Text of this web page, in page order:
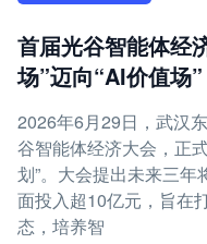
首届光谷智能体经
场”迈向“AI价值场”
2026年6月29日，武汉
谷智能体经济大会，正
划”。大会提出未来三
面投入超10亿元，旨在
态，培养智